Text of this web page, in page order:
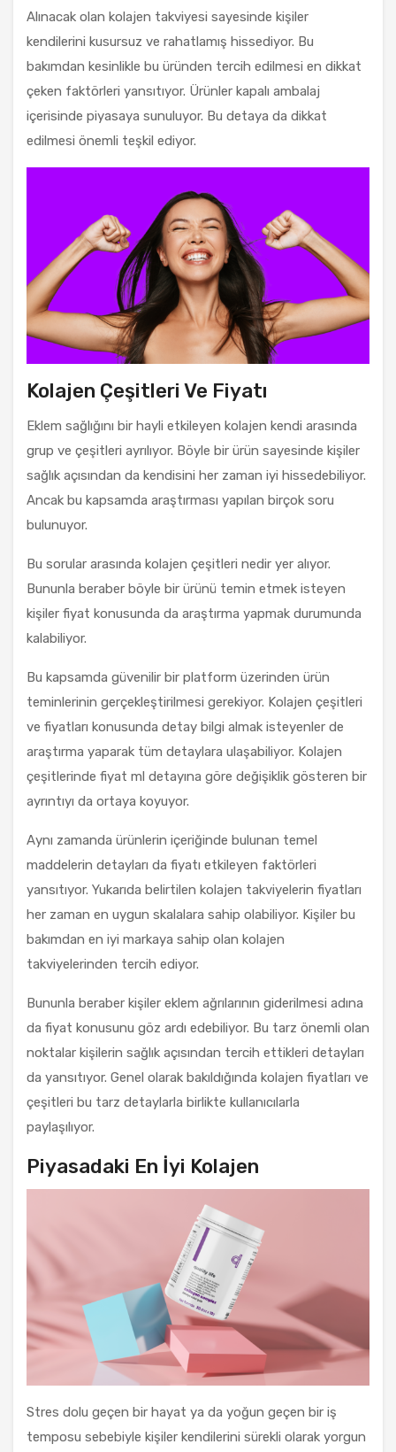
Alınacak olan kolajen takviyesi sayesinde kişiler
kendilerini kusursuz ve rahatlamış hissediyor. Bu
bakımdan kesinlikle bu üründen tercih edilmesi en dikkat
çeken faktörleri yansıtıyor. Ürünler kapalı ambalaj
içerisinde piyasaya sunuluyor. Bu detaya da dikkat
edilmesi önemli teşkil ediyor.
Kolajen Çeşitleri Ve Fiyatı
Eklem sağlığını bir hayli etkileyen kolajen kendi arasında
grup ve çeşitleri ayrılıyor. Böyle bir ürün sayesinde kişiler
sağlık açısından da kendisini her zaman iyi hissedebiliyor.
Ancak bu kapsamda araştırması yapılan birçok soru
bulunuyor.
Bu sorular arasında kolajen çeşitleri nedir yer alıyor.
Bununla beraber böyle bir ürünü temin etmek isteyen
kişiler fiyat konusunda da araştırma yapmak durumunda
kalabiliyor.
Bu kapsamda güvenilir bir platform üzerinden ürün
teminlerinin gerçekleştirilmesi gerekiyor. Kolajen çeşitleri
ve fiyatları konusunda detay bilgi almak isteyenler de
araştırma yaparak tüm detaylara ulaşabiliyor. Kolajen
çeşitlerinde fiyat ml detayına göre değişiklik gösteren bir
ayrıntıyı da ortaya koyuyor.
Aynı zamanda ürünlerin içeriğinde bulunan temel
maddelerin detayları da fiyatı etkileyen faktörleri
yansıtıyor. Yukarıda belirtilen kolajen takviyelerin fiyatları
her zaman en uygun skalalara sahip olabiliyor. Kişiler bu
bakımdan en iyi markaya sahip olan kolajen
takviyelerinden tercih ediyor.
Bununla beraber kişiler eklem ağrılarının giderilmesi adına
da fiyat konusunu göz ardı edebiliyor. Bu tarz önemli olan
noktalar kişilerin sağlık açısından tercih ettikleri detayları
da yansıtıyor. Genel olarak bakıldığında kolajen fiyatları ve
çeşitleri bu tarz detaylarla birlikte kullanıcılarla
paylaşılıyor.
Piyasadaki En İyi Kolajen
Stres dolu geçen bir hayat ya da yoğun geçen bir iş
temposu sebebiyle kişiler kendilerini sürekli olarak yorgun